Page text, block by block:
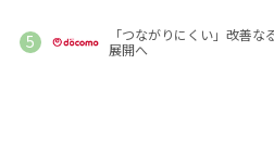
「つながりにくい」改善
展開へ